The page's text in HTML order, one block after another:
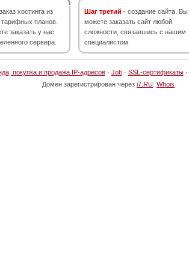
хостинга из
планов.
заказать у нас
сервера.
Шаг третий - создание сайта. Вы
можете заказать сайт любой
сложности, связавшись с нашим
специалистом.
покупка и продажа IP-адресов· Job· SSL-сертификаты·
Домен зарегистрирован через i7.RU Whois